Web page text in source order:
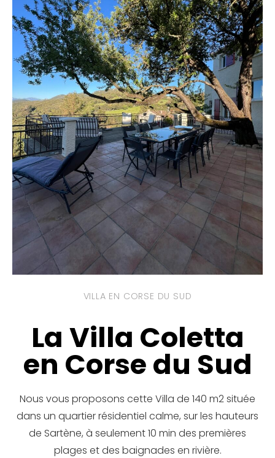
VILLA EN CORSE DU SUD
La Villa Coletta
en Corse du Sud
Nous vous proposons cette Villa de 140 m2 située
dans un quartier résidentiel calme, sur les hauteurs
de Sartène, à seulement 10 min des premières
plages et des baignades en rivière.